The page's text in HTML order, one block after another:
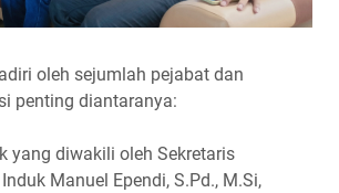
oleh sejumlah pejabat dan
penting diantaranya:
yang diwakili oleh Sekretaris
Manuel Ependi, S.Pd., M.Si,